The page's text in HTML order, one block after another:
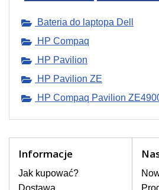
W magazynie,
306 złz VAT
15,0“...
Bateria do laptopa Dell
HP Compaq
HP Pavilion
HP Pavilion ZE
HP Compaq Pavilion
Informacje
Jak kupować?
Dostawa